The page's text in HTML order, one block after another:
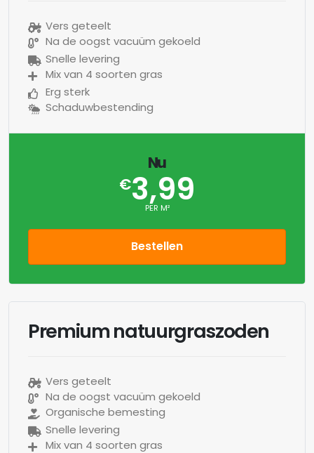
Vers geteelt
Na de oogst vacuüm gekoeld
Snelle levering
Mix van 4 soorten gras
Erg sterk
Schaduwbestending
Nu
€3,99
PER M²
Bestellen
Premium natuurgraszoden
Vers geteelt
Na de oogst vacuüm gekoeld
Organische bemesting
Snelle levering
Mix van 4 soorten gras